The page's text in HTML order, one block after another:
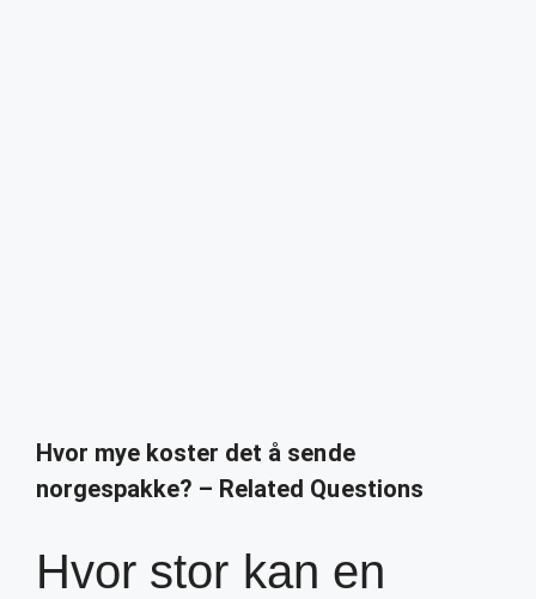
Hvor mye koster det å sende
norgespakke? – Related Questions
Hvor stor kan en